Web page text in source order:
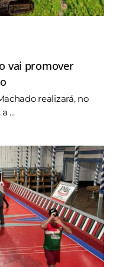
vai promover
realizará, no
...